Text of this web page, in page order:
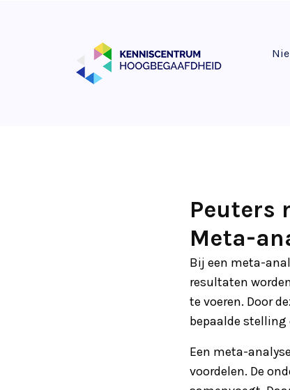
Peuters
Meta-
Bij een meta-
resultaten
te voeren. Door
bepaalde stelling
Een meta-
voordelen. De